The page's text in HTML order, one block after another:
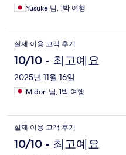
Yusuke 님, 1박 여행
실제 이용 고객 후기
10/10 - 최고예요
2025년 11월 16일
Midori 님, 1박 여행
실제 이용 고객 후기
10/10 - 최고예요